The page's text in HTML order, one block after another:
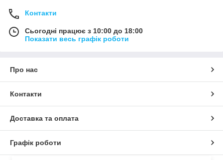
Контакти
Сьогодні працює з 10:00 до 18:00
Показати весь графік роботи
Про нас
Контакти
Доставка та оплата
Графік роботи